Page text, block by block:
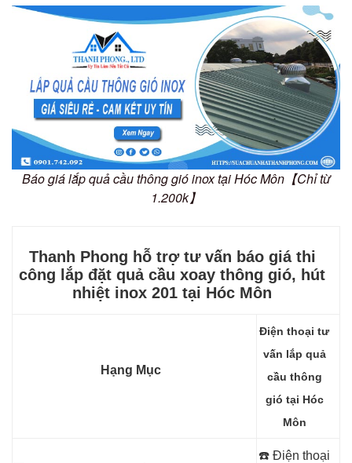
Báo giá lắp quả cầu thông gió inox tại Hóc Môn【Chỉ từ
1.200k】
Thanh Phong hỗ trợ tư vấn báo giá thi
công lắp đặt quả cầu xoay thông gió, hút
nhiệt inox 201 tại Hóc Môn
Hạng Mục
Điện thoại tư
vấn lắp quả
cầu thông
gió tại Hóc
Môn
☎️ Điện thoại